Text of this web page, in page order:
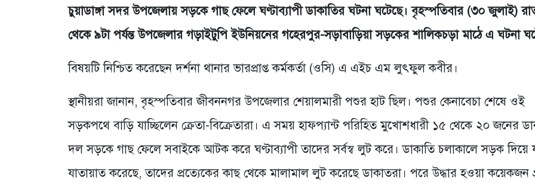
চুয়াডাঙ্গা সদর উপজেলায় সড়কে গাছ ফেলে ঘণ্টাব্যাপী ডাকাতির ঘটনা ঘটেছে। বৃহস্পতিবার (৩০ জুলাই)
থেকে ৯টা পর্যন্ত উপজেলার গড়াইটুপি ইউনিয়নের গহেরপুর-সড়াবাড়িয়া সড়কের শালিকচড়া মাঠে এ ঘটনা
বিষয়টি নিশ্চিত করেছেন দর্শনা থানার ভারপ্রাপ্ত কর্মকর্তা (ওসি) এ এইচ এম লুৎফুল কবীর।
স্থানীয়রা জানান, বৃহস্পতিবার জীবননগর উপজেলার শেয়ালমারী পশুর হাট ছিল। পশুর কেনাবেচা শেষে ওই
সড়কপথে বাড়ি যাচ্ছিলেন ক্রেতা-বিক্রেতারা। এ সময় হাফপ্যান্ট পরিহিত মুখোশধারী ১৫ থেকে ২০ জনের
দল সড়কে গাছ ফেলে সবাইকে আটক করে ঘণ্টাব্যাপী তাদের সর্বস্ব লুট করে। ডাকাতি চলাকালে সড়ক দিয়ে
যাতায়াত করেছে, তাদের প্রত্যেকের কাছ থেকে মালামাল লুট করেছে ডাকাতরা। পরে উদ্ধার হওয়া কয়েকজন